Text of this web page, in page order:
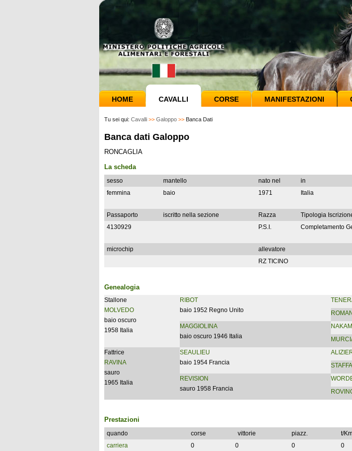
HOME CAVALLI CORSE MANIFESTAZIONI
Tu sei qui: Cavalli >> Galoppo >> Banca Dati
Banca dati Galoppo
RONCAGLIA
La scheda
sesso mantello nato nel
in
femmina
baio 1971 Italia
Passaporto iscritto nella sezione Razza
Tipologia
4130929
P.S.I. Completamento
microchip
allevatore
RZ TICINO
Genealogia
Stallone
MOLVEDO
baio oscuro
1958 Italia
RIBOT
baio 1952 Regno Unito
MAGGIOLINA
baio oscuro 1946 Italia
Fattrice
RAVINA
sauro
1965 Italia
SEAULIEU
baio 1954 Francia
REVISION
sauro 1958 Francia
STAFFA
Prestazioni
quando corse vittorie piazz. t/
carriera
0 0 0 0